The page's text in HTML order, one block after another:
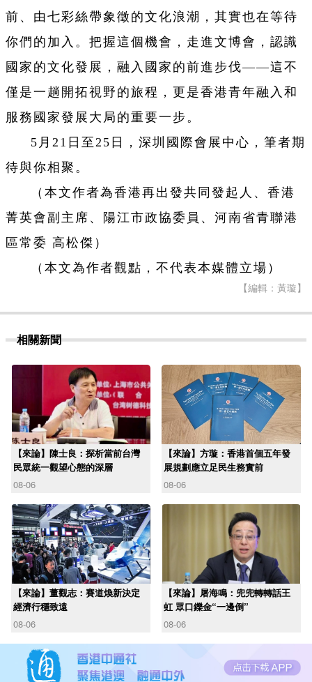
前、由七彩絲帶象徵的文化浪潮，其實也在等待
你們的加入。把握這個機會，走進文博會，認識
國家的文化發展，融入國家的前進步伐——這不
僅是一趟開拓視野的旅程，更是香港青年融入和
服務國家發展大局的重要一步。
5月21日至25日，深圳國際會展中心，筆者期
待與你相聚。
（本文作者為香港再出發共同發起人、香港
菁英會副主席、陽江市政協委員、河南省青聯港
區常委 高松傑）
（本文為作者觀點，不代表本媒體立場）
【編輯：黃璇】
相關新聞
【來論】陳士良：探析當前台灣
民眾統一觀望心態的深層
08-06
【來論】方璇：香港首個五年發
展規劃應立足民生務實前
08-06
【來論】董觀志：賽道煥新決定
經濟行穩致遠
08-06
【來論】屠海鳴：兜兜轉轉話王
虹 眾口鑠金“一邊倒”
08-06